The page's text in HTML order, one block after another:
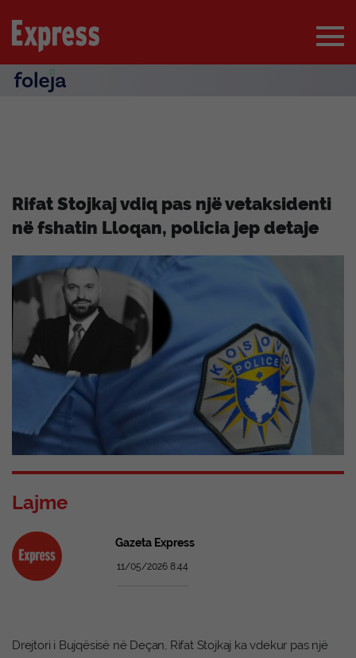
Rifat Stojkaj vdiq pas një vetaksidenti
në fshatin Lloqan, policia jep detaje
Lajme
Gazeta Express
11/05/2026 8:44
Drejtori i Bujqësisë në Deçan, Rifat Stojkaj ka vdekur pas një